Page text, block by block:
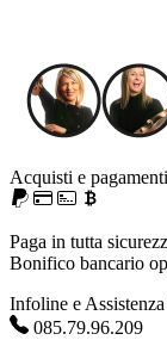
Acquisti e
Paga in tutta
Bonifico bancario
Infoline e
085.79.96.209